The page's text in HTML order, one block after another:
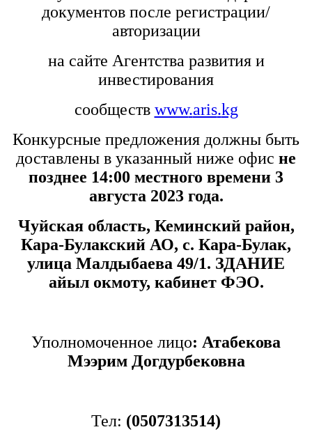
документов после регистрации/
авторизации
на сайте Агентства развития и
инвестирования
сообществ www.aris.kg
Конкурсные предложения должны быть
доставлены в указанный ниже офис не
позднее 14:00 местного времени 3
августа 2023 года.
Чуйская область, Кеминский район,
Кара-Булакский АО, с. Кара-Булак,
улица Малдыбаева 49/1. ЗДАНИЕ
айыл окмоту, кабинет ФЭО.
Уполномоченное лицо: Атабекова
Мээрим Догдурбековна
Тел: (0507313514)